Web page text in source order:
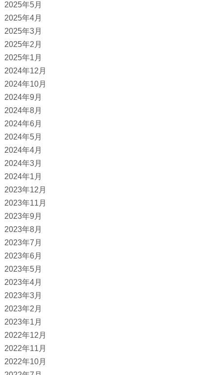
2025年5月
2025年4月
2025年3月
2025年2月
2025年1月
2024年12月
2024年10月
2024年9月
2024年8月
2024年6月
2024年5月
2024年4月
2024年3月
2024年1月
2023年12月
2023年11月
2023年9月
2023年8月
2023年7月
2023年6月
2023年5月
2023年4月
2023年3月
2023年2月
2023年1月
2022年12月
2022年11月
2022年10月